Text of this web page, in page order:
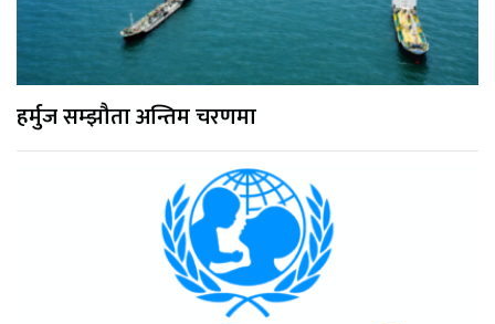
हर्मुज सम्झौता अन्तिम चरणमा